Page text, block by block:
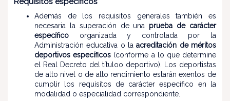
Además de los requisitos generales también es
necesaria la superación de una prueba de carácter
específico organizada y controlada por la
Administración educativa o
laacreditación de méritos
deportivos específicos (conforme a lo que determine
el Real Decreto del títuloo deportivo). Los deportistas
de alto nivel o de alto rendimiento estarán exentos de
cumplir los requisitos de carácter específico en la
modalidad o especialidad correspondiente.